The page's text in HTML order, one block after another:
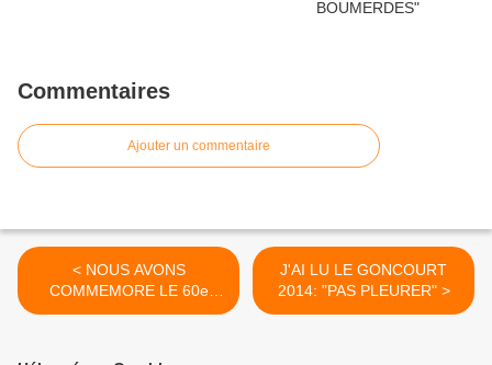
Commentaires
Ajouter un commentaire
< NOUS AVONS
COMMEMORE LE 60e
ANNIVERSAIRE DU 1er
J'AI LU LE GONCOURT
2014: "PAS PLEURER" >